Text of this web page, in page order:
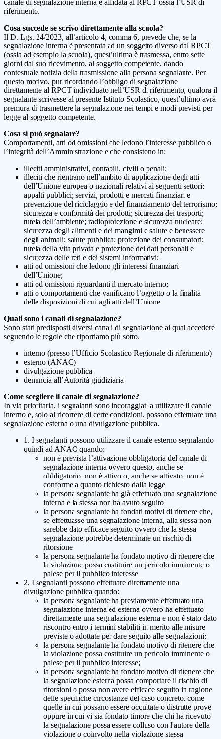
canale di segnalazione interna è affidata al RPCT ossia l’USR di
riferimento.
Cosa succede se scrivo direttamente alla scuola?
Il D. Lgs. 24/2023, all’articolo 4, comma 6, prevede che, se la
segnalazione interna è presentata ad un soggetto diverso dal RPCT
(ossia ad esempio la scuola), quest’ultima è trasmessa, entro sette
giorni dal suo ricevimento, al soggetto competente, dando
contestuale notizia della trasmissione alla persona segnalante. Per
questo motivo, pur ricordando l’obbligo di segnalazione
direttamente al RPCT individuato nell’USR di riferimento, qualora il
segnalante scrivesse al presente Istituto Scolastico, quest’ultimo avrà
premura di trasmettere la segnalazione nei tempi e modi previsti per
legge al soggetto competente.
Cosa si può segnalare?
Comportamenti, atti od omissioni che ledono l’interesse pubblico o
l’integrità dell’Amministrazione e che consistono in:
illeciti amministrativi, contabili, civili o penali;
illeciti che rientrano nell’ambito di applicazione degli atti
dell’Unione europea o nazionali relativi ai seguenti settori:
appalti pubblici; servizi, prodotti e mercati finanziari e
prevenzione del riciclaggio e del finanziamento del terrorismo;
sicurezza e conformità dei prodotti; sicurezza dei trasporti;
tutela dell’ambiente; radioprotezione e sicurezza nucleare;
sicurezza degli alimenti e dei mangimi e salute e benessere
degli animali; salute pubblica; protezione dei consumatori;
tutela della vita privata e protezione dei dati personali e
sicurezza delle reti e dei sistemi informativi;
atti od omissioni che ledono gli interessi finanziari
dell’Unione;
atti od omissioni riguardanti il mercato interno;
atti o comportamenti che vanificano l’oggetto o la finalità
delle disposizioni di cui agli atti dell’Unione.
Quali sono i canali di segnalazione?
Sono stati predisposti diversi canali di segnalazione ai quai accedere
seguendo le regole che riportiamo più sotto.
interno (presso l’Ufficio Scolastico Regionale di riferimento)
esterno (ANAC)
divulgazione pubblica
denuncia all’Autorità giudiziaria
Come scegliere il canale di segnalazione?
In via prioritaria, i segnalanti sono incoraggiati a utilizzare il canale
interno e, solo al ricorrere di certe condizioni, possono effettuare una
segnalazione esterna o una divulgazione pubblica.
1. I segnalanti possono utilizzare il canale esterno segnalando
quindi ad ANAC quando:
non è prevista l’attivazione obbligatoria del canale di
segnalazione interna ovvero questo, anche se
obbligatorio, non è attivo o, anche se attivato, non è
conforme a quanto richiesto dalla legge
la persona segnalante ha già effettuato una segnalazione
interna e la stessa non ha avuto seguito
la persona segnalante ha fondati motivi di ritenere che,
se effettuasse una segnalazione interna, alla stessa non
sarebbe dato efficace seguito ovvero che la stessa
segnalazione potrebbe determinare un rischio di
ritorsione
la persona segnalante ha fondato motivo di ritenere che
la violazione possa costituire un pericolo imminente o
palese per il pubblico interesse
2. I segnalanti possono effettuare direttamente una
divulgazione pubblica quando:
la persona segnalante ha previamente effettuato una
segnalazione interna ed esterna ovvero ha effettuato
direttamente una segnalazione esterna e non è stato dato
riscontro entro i termini stabiliti in merito alle misure
previste o adottate per dare seguito alle segnalazioni;
la persona segnalante ha fondato motivo di ritenere che
la violazione possa costituire un pericolo imminente o
palese per il pubblico interesse;
la persona segnalante ha fondato motivo di ritenere che
la segnalazione esterna possa comportare il rischio di
ritorsioni o possa non avere efficace seguito in ragione
delle specifiche circostanze del caso concreto, come
quelle in cui possano essere occultate o distrutte prove
oppure in cui vi sia fondato timore che chi ha ricevuto
la segnalazione possa essere colluso con l'autore della
violazione o coinvolto nella violazione stessa